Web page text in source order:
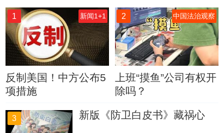
1 新闻1+1
反制美国！中方公布5
项措施
2 中国法治观察
上班“摸鱼”公司有权开
除吗？
3 新版《防卫白皮书》藏祸心